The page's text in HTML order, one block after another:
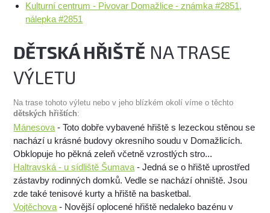
Kulturní centrum - Pivovar Domažlice - známka #2851,
nálepka #2851
DĚTSKÁ HŘIŠTĚ NA TRASE
VÝLETU
Na trase tohoto výletu nebo v jeho blízkém okolí víme o těchto
dětských hřištích:
Mánesova - Toto dobře vybavené hřiště s lezeckou stěnou se
nachází u krásné budovy okresního soudu v Domažlicích.
Obklopuje ho pěkná zeleň včetně vzrostlých stro...
Haltravská - u sídliště Šumava - Jedná se o hřiště uprostřed
zástavby rodinných domků. Vedle se nachází ohniště. Jsou
zde také tenisové kurty a hřiště na basketbal.
Vojtěchova - Novější oplocené hřiště nedaleko bazénu v